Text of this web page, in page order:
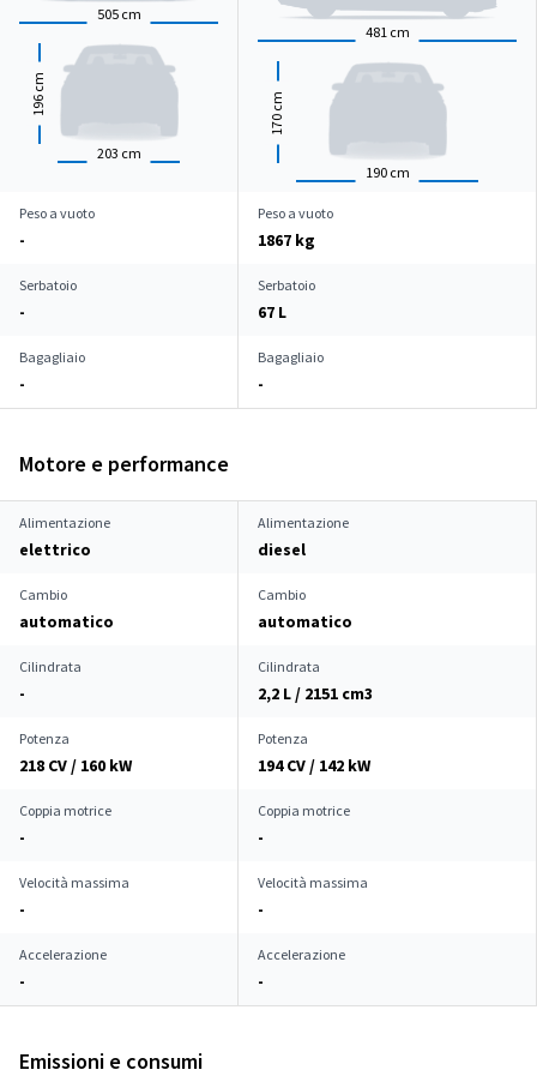
505 cm
203 cm
196
cm
481 cm
190 cm
170
cm
Peso a vuoto
-
Peso a vuoto
1867 kg
Serbatoio
-
Serbatoio
67 L
Bagagliaio
-
Bagagliaio
-
Motore e performance
Alimentazione
elettrico
Alimentazione
diesel
Cambio
automatico
Cambio
automatico
Cilindrata
-
Cilindrata
2,2 L / 2151 cm3
Potenza
218 CV / 160 kW
Potenza
194 CV / 142 kW
Coppia motrice
-
Coppia motrice
-
Velocità massima
-
Velocità massima
-
Accelerazione
-
Accelerazione
-
Emissioni e consumi